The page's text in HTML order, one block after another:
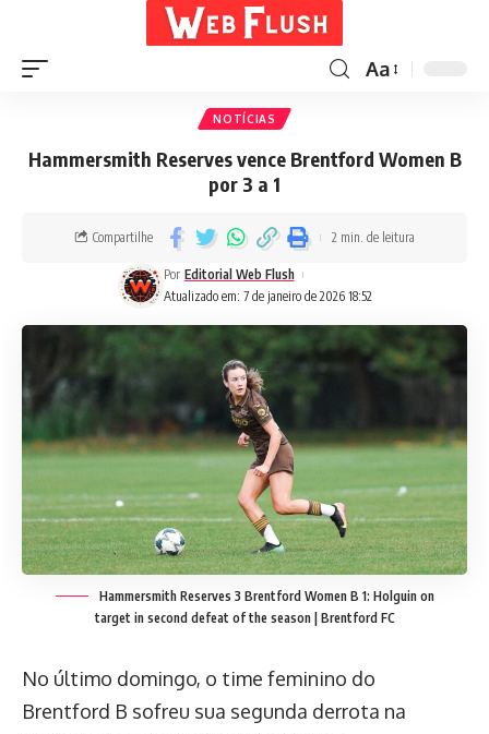
Aa
NOTÍCIAS
Hammersmith Reserves vence Brentford Women B
por 3 a 1
Atualizado em: 7 de janeiro de 2026 18:52
Por Editorial Web Flush
Compartilhe 2 min. de leitura
Hammersmith Reserves 3 Brentford Women B 1: Holguin on
target in second defeat of the season | Brentford FC
No último domingo, o time feminino do
Brentford B sofreu sua segunda derrota na